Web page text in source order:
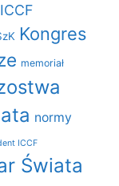
Kongres
memoriał
normy
ICCF
Świata